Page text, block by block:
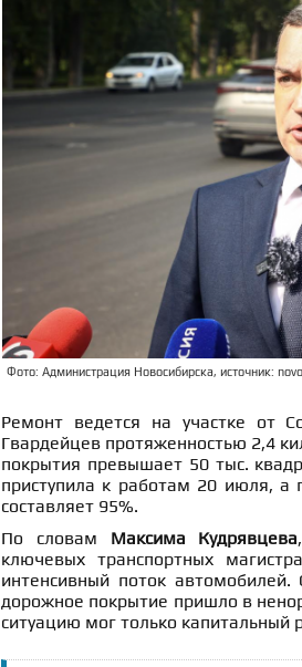
Фото: Администрация Новосибирска, источник:
Ремонт ведется на участке от
Гвардейцев протяженностью 2,4
покрытия превышает 50 тыс.
приступила к работам 20 июля, а
составляет 95%.
По словам Максима Кудрявцева
ключевых транспортных
интенсивный поток
дорожное покрытие пришло в
ситуацию мог только капитальный